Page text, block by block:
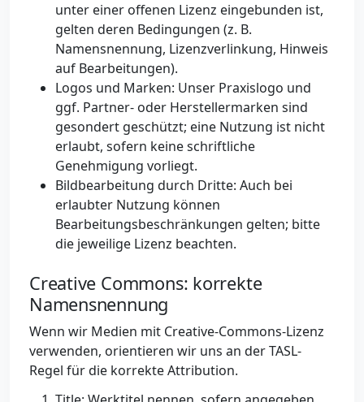
unter einer offenen Lizenz eingebunden ist,
gelten deren Bedingungen (z. B.
Namensnennung, Lizenzverlinkung, Hinweis
auf Bearbeitungen).
Logos und Marken: Unser Praxislogo und
ggf. Partner- oder Herstellermarken sind
gesondert geschützt; eine Nutzung ist nicht
erlaubt, sofern keine schriftliche
Genehmigung vorliegt.
Bildbearbeitung durch Dritte: Auch bei
erlaubter Nutzung können
Bearbeitungsbeschränkungen gelten; bitte
die jeweilige Lizenz beachten.
Creative Commons: korrekte
Namensnennung
Wenn wir Medien mit Creative-Commons-Lizenz
verwenden, orientieren wir uns an der TASL-
Regel für die korrekte Attribution.